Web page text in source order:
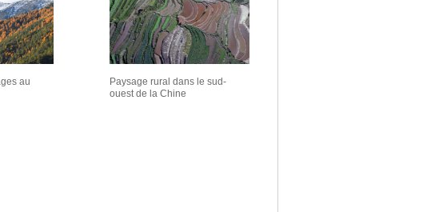
au
Paysage rural dans le sud-
ouest de la Chine